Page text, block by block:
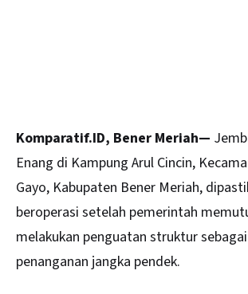
Komparatif.ID, Bener Meriah—
Enang di Kampung Arul Cincin,
Gayo, Kabupaten Bener Meriah,
beroperasi setelah pemerintah
melakukan penguatan struktur
penanganan jangka pendek.